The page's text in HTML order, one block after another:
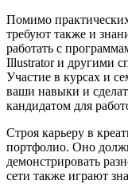
Помимо
требуют также и
работать с
Illustrator и другими
Участие в курсах и
ваши навыки и
кандидатом для
Строя карьеру в
портфолио. Оно
демонстрировать
сети также играют